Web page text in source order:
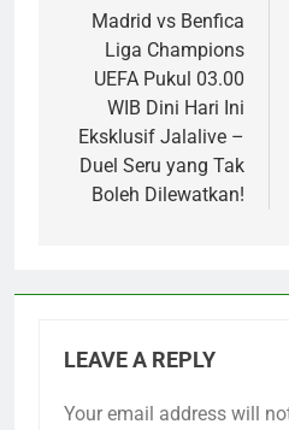
Madrid vs Benfica
Liga Champions
UEFA Pukul 03.00
WIB Dini Hari Ini
Eksklusif Jalalive –
Duel Seru yang Tak
Boleh Dilewatkan!
LEAVE A REPLY
Your email address will